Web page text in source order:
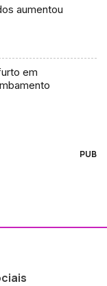
aumentou
em
PUB